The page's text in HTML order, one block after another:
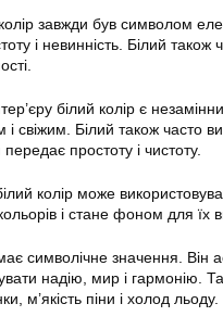
завжди був символом
і невинність. Білий
білий колір є
і свіжим. Білий також часто
передає простоту і чистоту.
колір може
кольорів і стане фоном для
символічне значення. Він
надію, мир і гармонію.
м’якість піни і холод льоду.